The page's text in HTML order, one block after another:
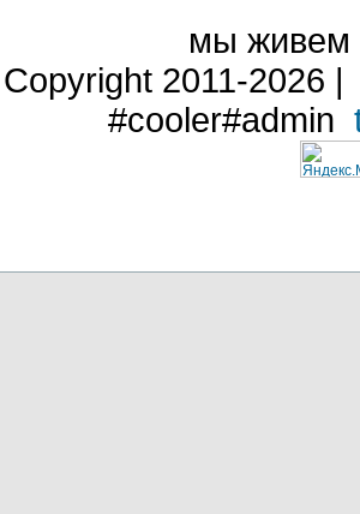
мы
2011-2026
#cooler#admin